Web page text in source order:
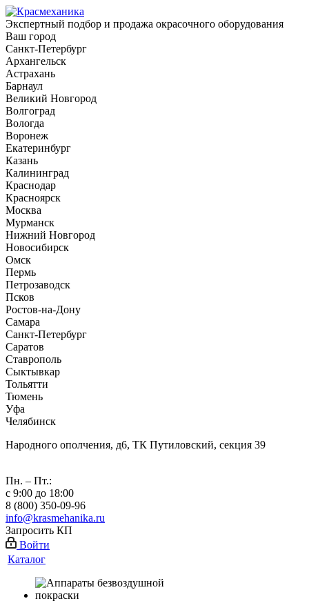
Экспертный подбор и продажа окрасочного оборудования
Ваш город
Санкт-Петербург
Архангельск
Астрахань
Барнаул
Великий Новгород
Волгоград
Вологда
Воронеж
Екатеринбург
Казань
Калининград
Краснодар
Красноярск
Москва
Мурманск
Нижний Новгород
Новосибирск
Омск
Пермь
Петрозаводск
Псков
Ростов-на-Дону
Самара
Санкт-Петербург
Саратов
Ставрополь
Сыктывкар
Тольятти
Тюмень
Уфа
Челябинск
Народного ополчения, д6, ТК Путиловский, секция 39
Пн. – Пт.:
с 9:00 до 18:00
8 (800) 350-09-96
info@krasmehanika.ru
Запросить КП
Войти
Каталог